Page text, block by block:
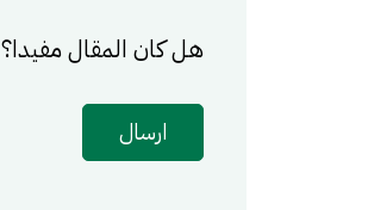
هل كان المقال مفيدا؟
ارسال